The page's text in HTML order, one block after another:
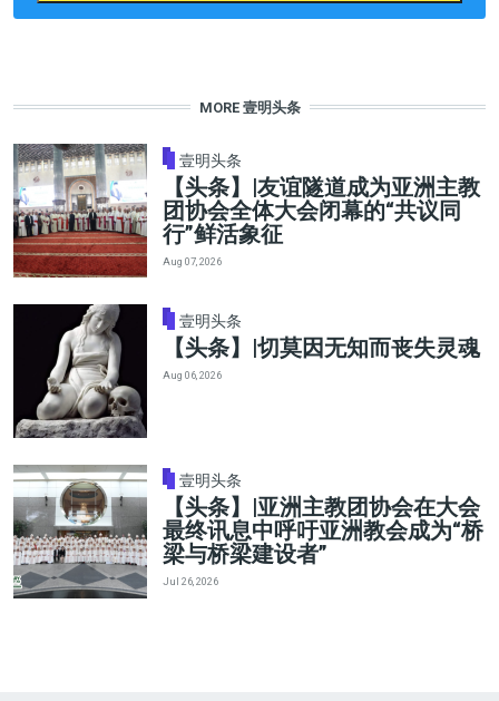
MORE 壹明头条
壹明头条
【头条】|友谊隧道成为亚洲主教
团协会全体大会闭幕的“共议同
行”鲜活象征
Aug 07, 2026
壹明头条
【头条】|切莫因无知而丧失灵魂
Aug 06, 2026
壹明头条
【头条】|亚洲主教团协会在大会
最终讯息中呼吁亚洲教会成为“桥
梁与桥梁建设者”
Jul 26, 2026